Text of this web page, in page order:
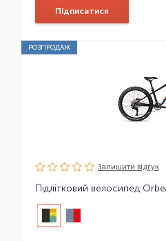
Підписатися
РОЗПРОДАЖ
Залишити вiдгук
Підлітковий велосипед